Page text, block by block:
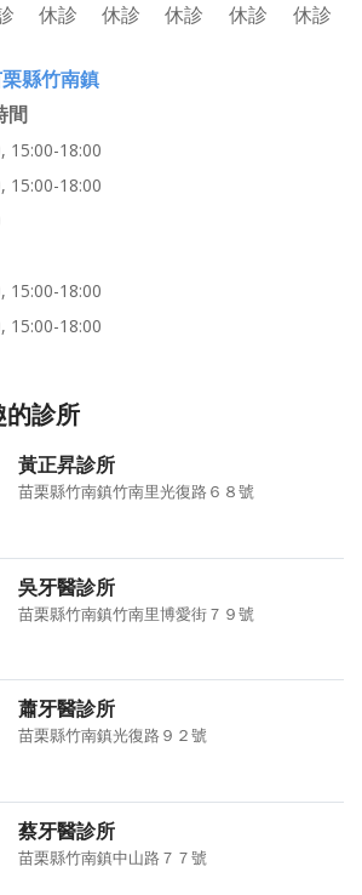
休診 休診 休診 休診 休診
縣竹南鎮
間
15:00-18:00
15:00-18:00
15:00-18:00
15:00-18:00
診所
黃正昇診所
苗栗縣竹南鎮竹南里光復路６８號
吳牙醫診所
苗栗縣竹南鎮竹南里博愛街７９號
蕭牙醫診所
苗栗縣竹南鎮光復路９２號
蔡牙醫診所
苗栗縣竹南鎮中山路７７號